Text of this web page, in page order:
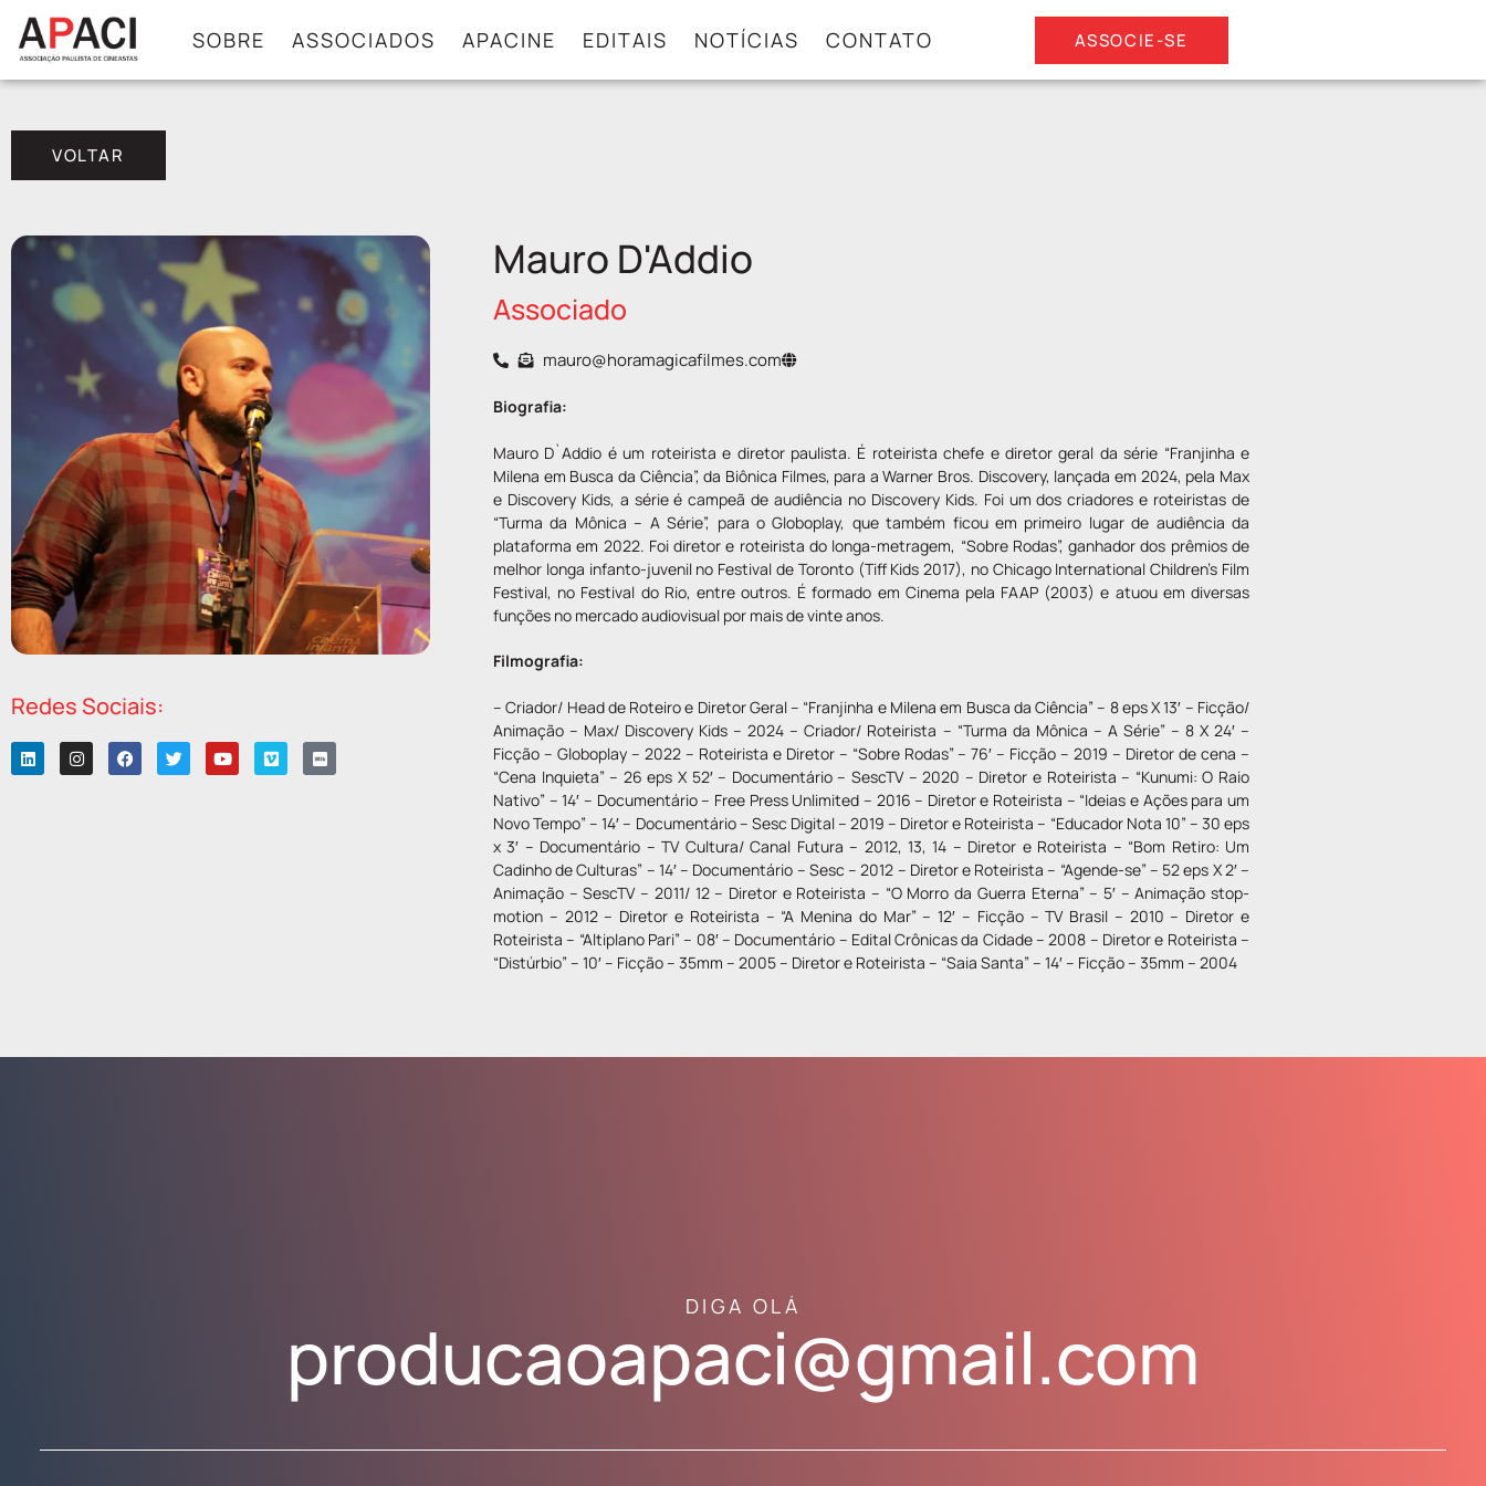
SOBRE ASSOCIADOS APACINE EDITAIS NOTÍCIAS CONTATO ASSOCIE-SE
VOLTAR
Redes Sociais:
Mauro D'Addio
Associado
mauro@horamagicafilmes.com
Biografia:
Mauro D`Addio é um roteirista e diretor paulista. É roteirista chefe e diretor geral da série “Franjinha e
Milena em Busca da Ciência”, da Biônica Filmes, para a Warner Bros. Discovery, lançada em 2024, pela Max
e Discovery Kids, a série é campeã de audiência no Discovery Kids. Foi um dos criadores e roteiristas de
“Turma da Mônica – A Série”, para o Globoplay, que também ficou em primeiro lugar de audiência da
plataforma em 2022. Foi diretor e roteirista do longa-metragem, “Sobre Rodas”, ganhador dos prêmios de
melhor longa infanto-juvenil no Festival de Toronto (Tiff Kids 2017), no Chicago International Children’s Film
Festival, no Festival do Rio, entre outros. É formado em Cinema pela FAAP (2003) e atuou em diversas
funções no mercado audiovisual por mais de vinte anos.
Filmografia:
– Criador/ Head de Roteiro e Diretor Geral – “Franjinha e Milena em Busca da Ciência” – 8 eps X 13′ – Ficção/
Animação – Max/ Discovery Kids – 2024 – Criador/ Roteirista – “Turma da Mônica – A Série” – 8 X 24′ –
Ficção – Globoplay – 2022 – Roteirista e Diretor – “Sobre Rodas” – 76′ – Ficção – 2019 – Diretor de cena –
“Cena Inquieta” – 26 eps X 52′ – Documentário – SescTV – 2020 – Diretor e Roteirista – “Kunumi: O Raio
Nativo” – 14′ – Documentário – Free Press Unlimited – 2016 – Diretor e Roteirista – “Ideias e Ações para um
Novo Tempo” – 14′ – Documentário – Sesc Digital – 2019 – Diretor e Roteirista – “Educador Nota 10” – 30 eps
x 3′ – Documentário – TV Cultura/ Canal Futura – 2012, 13, 14 – Diretor e Roteirista – “Bom Retiro: Um
Cadinho de Culturas” – 14′ – Documentário – Sesc – 2012 – Diretor e Roteirista – “Agende-se” – 52 eps X 2′ –
Animação – SescTV – 2011/ 12 – Diretor e Roteirista – “O Morro da Guerra Eterna” – 5′ – Animação stop-
motion – 2012 – Diretor e Roteirista – “A Menina do Mar” – 12′ – Ficção – TV Brasil – 2010 – Diretor e
Roteirista – “Altiplano Pari” – 08′ – Documentário – Edital Crônicas da Cidade – 2008 – Diretor e Roteirista –
“Distúrbio” – 10′ – Ficção – 35mm – 2005 – Diretor e Roteirista – “Saia Santa” – 14′ – Ficção – 35mm – 2004
DIGA OLÁ
producaoapaci@gmail.com